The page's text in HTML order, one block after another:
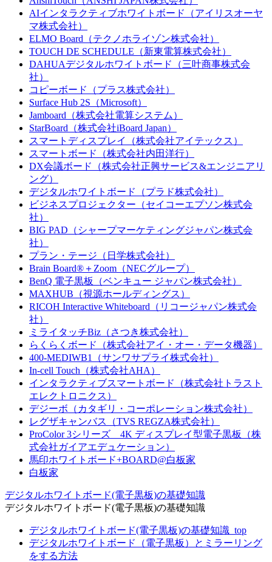
AIインタラクティブホワイトボード（アイリスオーヤ
マ株式会社）
ELMO Board（テクノホライゾン株式会社）
TOUCH DE SCHEDULE（新東電算株式会社）
DAHUAデジタルホワイトボード（三叶商事株式会
社）
コピーボード（プラス株式会社）
Surface Hub 2S（Microsoft）
Jamboard（株式会社電算システム）
StarBoard（株式会社iBoard Japan）
スマートディスプレイ（株式会社アイテックス）
スマートボード（株式会社内田洋行）
DX会議ボード（株式会社正興サービス&エンジニアリ
ング）
デジタルホワイトボード（プラド株式会社）
ビジネスプロジェクター（セイコーエプソン株式会
社）
BIG PAD（シャープマーケティングジャパン株式会
社）
プラン・テージ（日学株式会社）
Brain Board®＋Zoom（NECグループ）
BenQ 電子黒板（ベンキュー ジャパン株式会社）
MAXHUB（視源ホールディングス）
RICOH Interactive Whiteboard（リコージャパン株式会
社）
ミライタッチBiz（さつき株式会社）
らくらくボード（株式会社アイ・オー・データ機器）
400-MEDIWB1（サンワサプライ株式会社）
In-cell Touch（株式会社AHA）
インタラクティブスマートボード（株式会社トラスト
エレクトロニクス）
デジーボ（カタギリ・コーポレーション株式会社）
レグザキャンバス（TVS REGZA株式会社）
ProColor 3シリーズ 4K ディスプレイ型電子黒板（株
式会社ガイアエデュケーション）
馬印ホワイトボード+BOARD@白板家
白板家
デジタルホワイトボード(電子黒板)の基礎知識
デジタルホワイトボード(電子黒板)の基礎知識
デジタルホワイトボード(電子黒板)の基礎知識_top
デジタルホワイトボード（電子黒板）とミラーリング
をする方法